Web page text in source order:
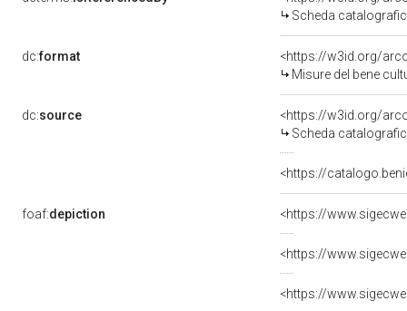
Scheda
dc:format
<https://w3id.org/
Misure del bene
dc:source
<https://w3id.org/
Scheda
<https://
foaf:depiction